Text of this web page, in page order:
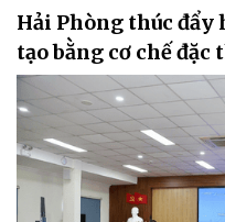
Hải Phòng thúc
tạo bằng cơ chế đặc